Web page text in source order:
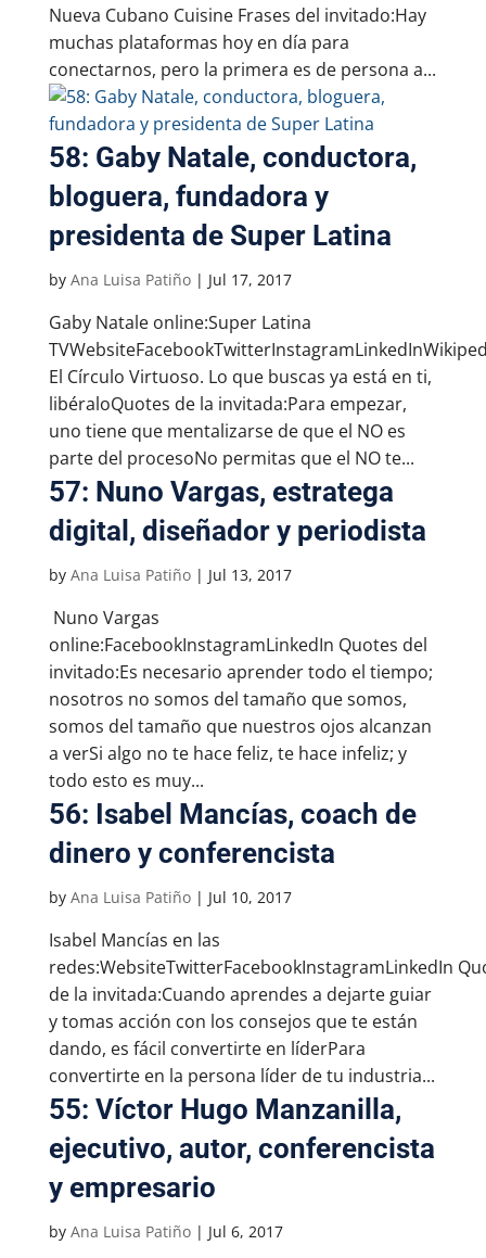
Nueva Cubano Cuisine Frases del invitado:Hay
muchas plataformas hoy en día para
conectarnos, pero la primera es de persona a...
58: Gaby Natale, conductora,
bloguera, fundadora y
presidenta de Super Latina
by Ana Luisa Patiño| Jul 17, 2017
Gaby Natale online:Super Latina
El Círculo Virtuoso. Lo que buscas ya está en ti,
libéraloQuotes de la invitada:Para empezar,
uno tiene que mentalizarse de que el NO es
parte del procesoNo permitas que el NO te...
57: Nuno Vargas, estratega
digital, diseñador y periodista
by Ana Luisa Patiño| Jul 13, 2017
Nuno Vargas
online:FacebookInstagramLinkedIn Quotes del
invitado:Es necesario aprender todo el tiempo;
nosotros no somos del tamaño que somos,
somos del tamaño que nuestros ojos alcanzan
a verSi algo no te hace feliz, te hace infeliz; y
todo esto es muy...
56: Isabel Mancías, coach de
dinero y conferencista
by Ana Luisa Patiño| Jul 10, 2017
Isabel Mancías en las
redes:WebsiteTwitterFacebookInstagramLinkedIn
de la invitada:Cuando aprendes a dejarte guiar
y tomas acción con los consejos que te están
dando, es fácil convertirte en líderPara
convertirte en la persona líder de tu industria...
55: Víctor Hugo Manzanilla,
ejecutivo, autor, conferencista
y empresario
by Ana Luisa Patiño| Jul 6, 2017